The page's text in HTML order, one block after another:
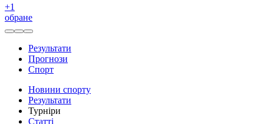
+1
обране
Результати
Прогнози
Спорт
Новини спорту
Результати
Турніри
Статті